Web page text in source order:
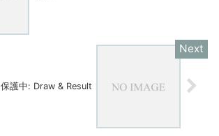
保護中: Draw & Result